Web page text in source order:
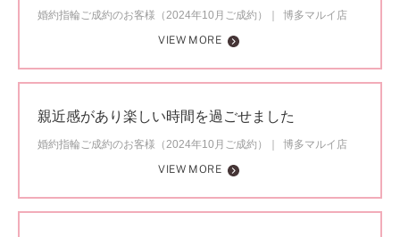
婚約指輪ご成約のお客様（2024年10月ご成約）
博多マルイ店
VIEW MORE
親近感があり楽しい時間を過ごせました
婚約指輪ご成約のお客様（2024年10月ご成約）
博多マルイ店
VIEW MORE